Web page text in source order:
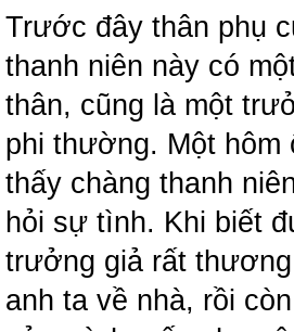
Trước đây thân phụ
thanh niên này có
thân, cũng là một
phi thường. Một hôm
thấy chàng thanh
hỏi sự tình. Khi biết
trưởng giả rất
anh ta về nhà, rồi